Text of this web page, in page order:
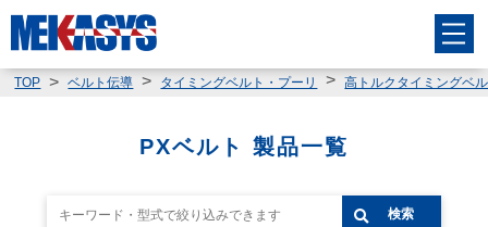
TOP ベルト伝導 タイミングベルト・プーリ 高トルクタイミングベ
PXベルト 製品一覧
検索